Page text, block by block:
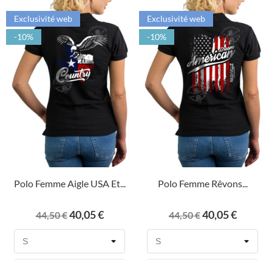
Polo Femme Aigle USA Et...
Prix
de
44,50 €Prix
40,05 €
Exclusivité web
-10%
Polo Femme Rêvons...
Prix
de
44,50 €Prix
40,05 €
Exclusivité web
-10%